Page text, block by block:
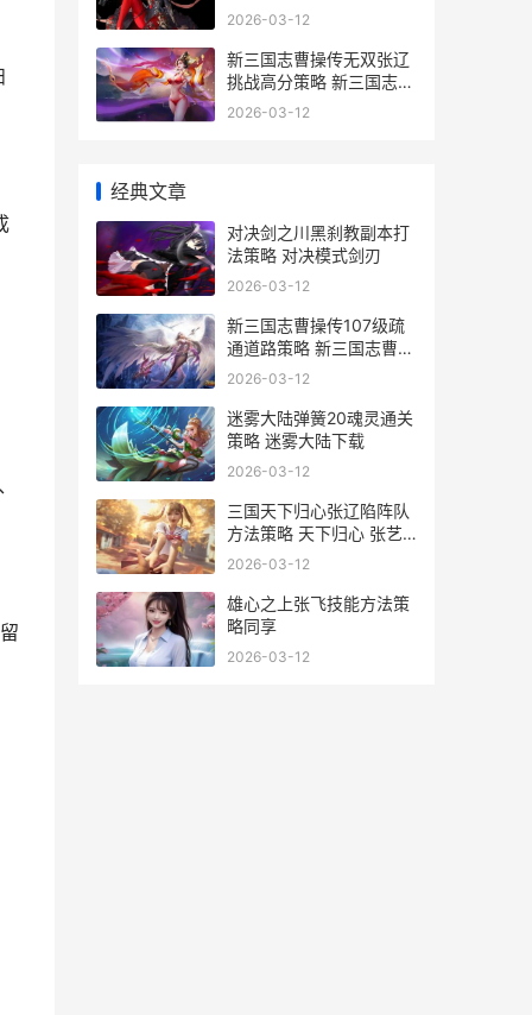
之境奈特篇全攻略
2026-03-12
新三国志曹操传无双张辽
挑战高分策略 新三国志曹
操传下载
2026-03-12
经典文章
对决剑之川黑刹教副本打
法策略 对决模式剑刃
2026-03-12
新三国志曹操传107级疏
通道路策略 新三国志曹操
传官网
2026-03-12
迷雾大陆弹簧20魂灵通关
策略 迷雾大陆下载
2026-03-12
三国天下归心张辽陷阵队
方法策略 天下归心 张艺
谋
2026-03-12
雄心之上张飞技能方法策
略同享
2026-03-12